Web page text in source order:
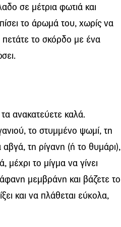
σε μέτρια φωτιά και
το άρωμά του, χωρίς να
πετάτε το σκόρδο με ένα
ανακατεύετε καλά.
το στυμμένο ψωμί, τη
τη ρίγανη (ή το θυμάρι),
μέχρι το μίγμα να γίνει
μεμβράνη και βάζετε το
και να πλάθεται εύκολα,